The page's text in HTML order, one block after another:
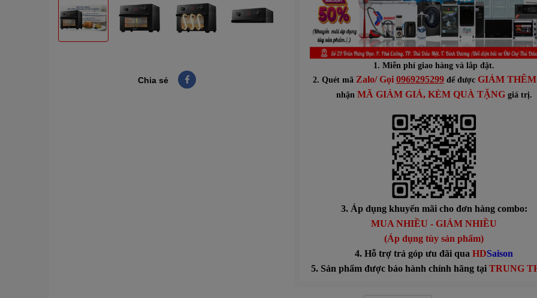
Chia sẻ
1. Miễn phí giao hàng và lắp đặt.
2. Quét mã Zalo/ Gọi 0969295299để được GIẢM THÊM
nhận MÃ GIẢM GIÁ, KÈM QUÀ TẶNGgiá trị.
3. Áp dụng khuyến mãi cho đơn hàng combo:
MUA NHIỀU - GIẢM NHIỀU
(Áp dụng tùy sản phẩm)
4. Hỗ trợ trả góp ưu đãi quaHDSaison
5. Sản phẩm được bảo hành chính hãng tại TRUNG